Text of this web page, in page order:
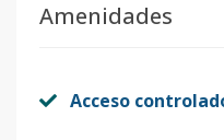
Amenidades
Acceso